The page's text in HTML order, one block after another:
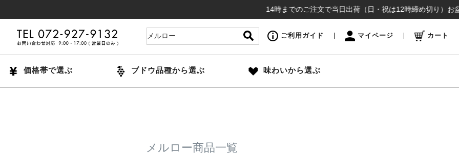
14時までのご注文で当日出荷（日・祝は12時締め切り）お盆
ご利用ガイド マイページ カート
価格帯で選ぶ ブドウ品種から選ぶ 味わいから選ぶ
メルロー商品一覧